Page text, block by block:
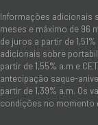
Informações adicionais
meses e máximo de 96
de juros a partir de
adicionais sobre
partir de 1,55% a.m e
antecipação saque-
partir de 1,39% a.m. Os
condições no momento